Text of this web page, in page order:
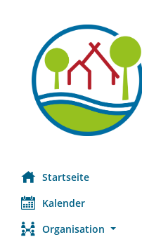
Startseite
Kalender
Organisation